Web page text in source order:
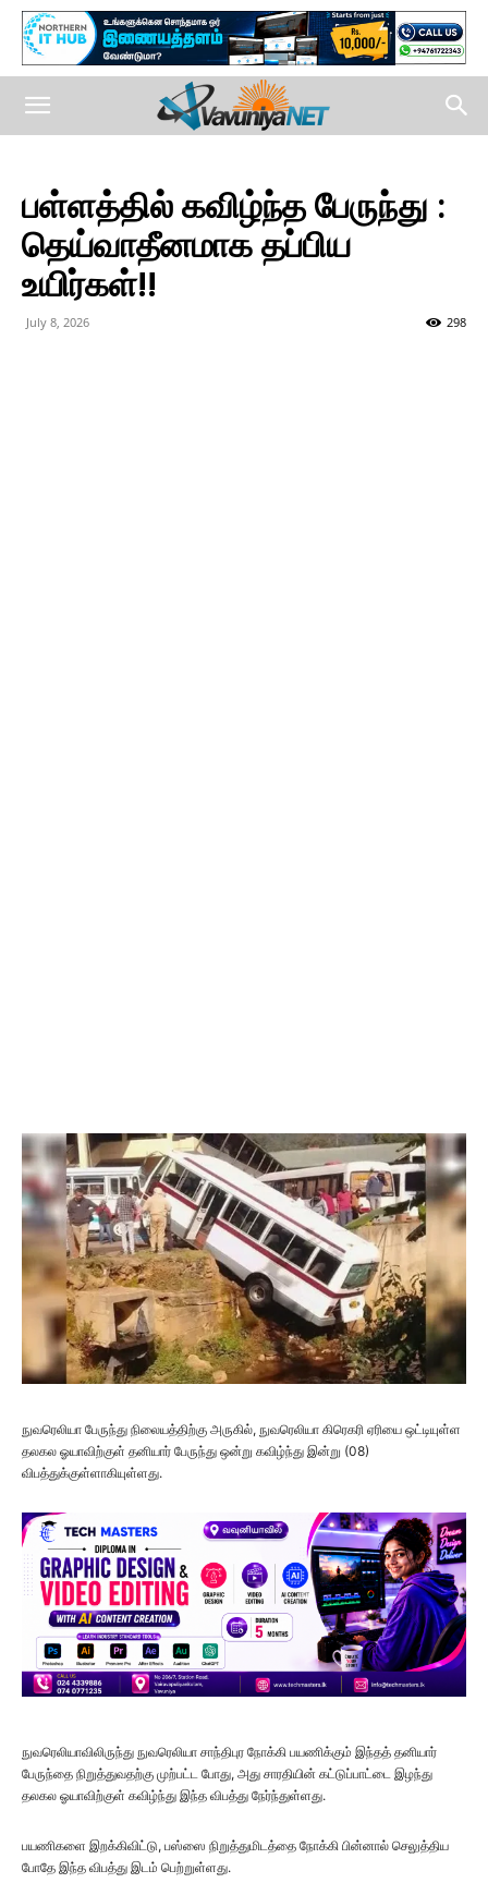
பள்ளத்தில் கவிழ்ந்த பேருந்து :
தெய்வாதீனமாக தப்பிய
உயிர்கள்!!
July 8, 2026 298
நுவரெலியா பேருந்து நிலையத்திற்கு அருகில், நுவரெலியா கிரெகரி ஏரியை ஒட்டியுள்ள
தலகல ஓயாவிற்குள் தனியார் பேருந்து ஒன்று கவிழ்ந்து இன்று (08)
விபத்துக்குள்ளாகியுள்ளது.
நுவரெலியாவிலிருந்து நுவரெலியா சாந்திபுர நோக்கி பயணிக்கும் இந்தத் தனியார்
பேருந்தை நிறுத்துவதற்கு முற்பட்ட போது, அது சாரதியின் கட்டுப்பாட்டை இழந்து
தலகல ஓயாவிற்குள் கவிழ்ந்து இந்த விபத்து நேர்ந்துள்ளது.
பயணிகளை இறக்கிவிட்டு, பஸ்ஸை நிறுத்துமிடத்தை நோக்கி பின்னால் செலுத்திய
போதே இந்த விபத்து இடம் பெற்றுள்ளது.